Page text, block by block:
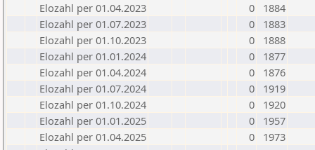
Elozahl per 01.04.2023
0
1884
Elozahl per 01.07.2023
0
1883
Elozahl per 01.10.2023
0
1888
Elozahl per 01.01.2024
0
1877
Elozahl per 01.04.2024
0
1876
Elozahl per 01.07.2024
0
1919
Elozahl per 01.10.2024
0
1920
Elozahl per 01.01.2025
0
1957
Elozahl per 01.04.2025
0
1973